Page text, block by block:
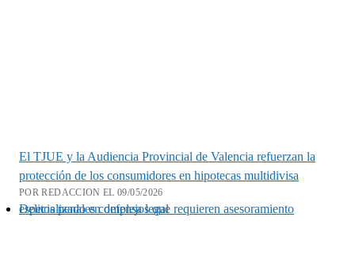
El TJUE y la Audiencia Provincial de Valencia refuerzan la
protección de los consumidores en hipotecas multidivisa
POR REDACCION EL 09/05/2026
Delitos penales complejos que requieren asesoramiento especializado en defensa legal